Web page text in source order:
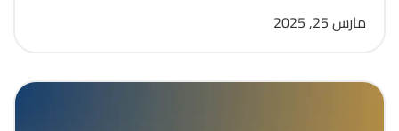
مارس 25, 2025